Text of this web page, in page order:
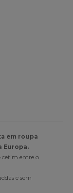
em roupa
Europa.
cetim entre o
e sem